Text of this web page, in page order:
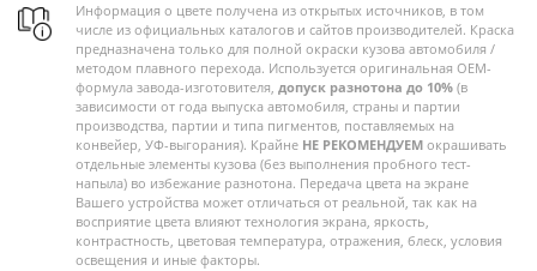
Информация о цвете получена из открытых источников, в том
числе из официальных каталогов и сайтов производителей. Краска
предназначена только для полной окраски кузова автомобиля /
методом плавного перехода. Используется оригинальная OEM-
формула завода-изготовителя, допуск разнотона до 10% (в
зависимости от года выпуска автомобиля, страны и партии
производства, партии и типа пигментов, поставляемых на
конвейер, УФ-выгорания). Крайне НЕ РЕКОМЕНДУЕМ окрашивать
отдельные элементы кузова (без выполнения пробного тест-
напыла) во избежание разнотона. Передача цвета на экране
Вашего устройства может отличаться от реальной, так как на
восприятие цвета влияют технология экрана, яркость,
контрастность, цветовая температура, отражения, блеск, условия
освещения и иные факторы.